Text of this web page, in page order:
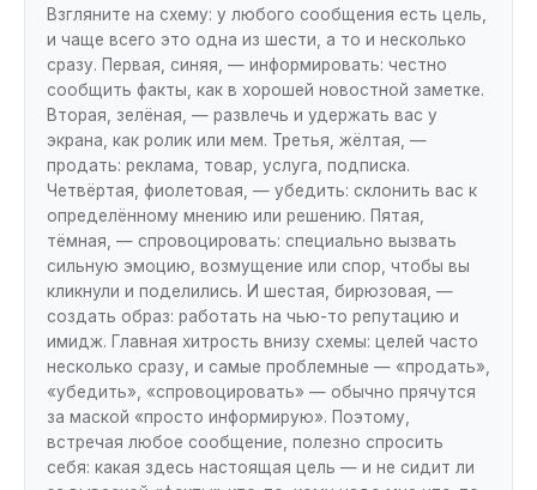
Взгляните на схему: у любого сообщения есть цель,
и чаще всего это одна из шести, а то и несколько
сразу. Первая, синяя, — информировать: честно
сообщить факты, как в хорошей новостной заметке.
Вторая, зелёная, — развлечь и удержать вас у
экрана, как ролик или мем. Третья, жёлтая, —
продать: реклама, товар, услуга, подписка.
Четвёртая, фиолетовая, — убедить: склонить вас к
определённому мнению или решению. Пятая,
тёмная, — спровоцировать: специально вызвать
сильную эмоцию, возмущение или спор, чтобы вы
кликнули и поделились. И шестая, бирюзовая, —
создать образ: работать на чью-то репутацию и
имидж. Главная хитрость внизу схемы: целей часто
несколько сразу, и самые проблемные — «продать»,
«убедить», «спровоцировать» — обычно прячутся
за маской «просто информирую». Поэтому,
встречая любое сообщение, полезно спросить
себя: какая здесь настоящая цель — и не сидит ли